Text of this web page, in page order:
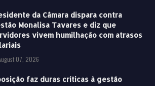
da Câmara dispara contra
Monalisa Tavares e diz que
vivem humilhação com atrasos
07, 2026
faz duras críticas à gestão